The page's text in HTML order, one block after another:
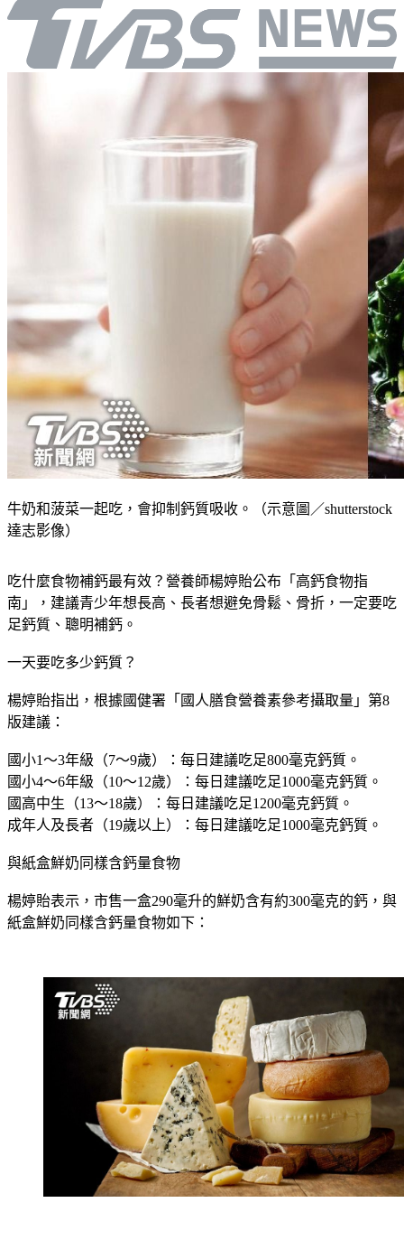
牛奶和菠菜一起吃，會抑制鈣質吸收。（示意圖／shutterstock
吃什麼食物補鈣最有效？營養師楊婷貽公布「高鈣食物指
南」，建議青少年想長高、長者想避免骨鬆、骨折，一定要吃
楊婷貽指出，根據國健署「國人膳食營養素參考攝取量」第8
國小1～3年級（7～9歲）：每日建議吃足800毫克鈣質。
國小4～6年級（10～12歲）：每日建議吃足1000毫克鈣質。
國高中生（13～18歲）：每日建議吃足1200毫克鈣質。
楊婷貽表示，市售一盒290毫升的鮮奶含有約300毫克的鈣，與